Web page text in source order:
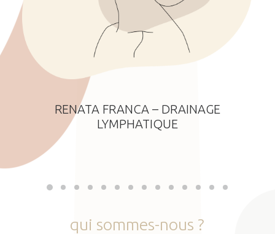
RENATA FRANCA – DRAINAGE
LYMPHATIQUE
qui sommes-nous ?